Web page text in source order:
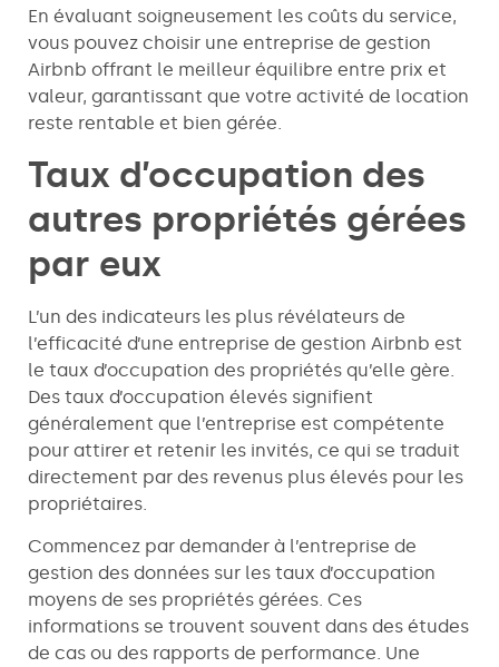
En évaluant soigneusement les coûts du service,
vous pouvez choisir une entreprise de gestion
Airbnb offrant le meilleur équilibre entre prix et
valeur, garantissant que votre activité de location
reste rentable et bien gérée.
Taux d’occupation des
autres propriétés gérées
par eux
L’un des indicateurs les plus révélateurs de
l’efficacité d’une entreprise de gestion Airbnb est
le taux d’occupation des propriétés qu’elle gère.
Des taux d’occupation élevés signifient
généralement que l’entreprise est compétente
pour attirer et retenir les invités, ce qui se traduit
directement par des revenus plus élevés pour les
propriétaires.
Commencez par demander à l’entreprise de
gestion des données sur les taux d’occupation
moyens de ses propriétés gérées. Ces
informations se trouvent souvent dans des études
de cas ou des rapports de performance. Une